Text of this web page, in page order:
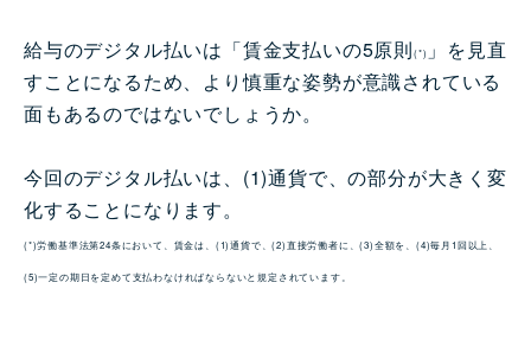
給与のデジタル払いは「賃金支払いの5原則(*) 」を見直
すことになるため、より慎重な姿勢が意識されている
面もあるのではないでしょうか。
今回のデジタル払いは、(1)通貨で、の部分が大きく変
化することになります。
(*)労働基準法第24条において、賃金は、(1)通貨で、(2)直接労働者に、(3)全額を、(4)毎月1回以上、
(5)一定の期日を定めて支払わなければならないと規定されています。